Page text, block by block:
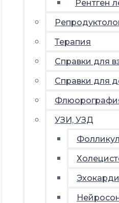
Рентген
Терапия
Справки для
Справки для
УЗИ, УЗД